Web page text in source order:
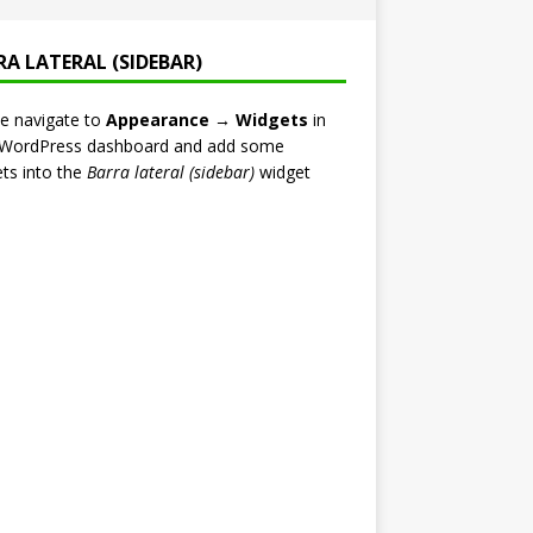
LATERAL (SIDEBAR)
navigate to Appearance → Widgets in
dashboard and add some
into the Barra lateral (sidebar)widget